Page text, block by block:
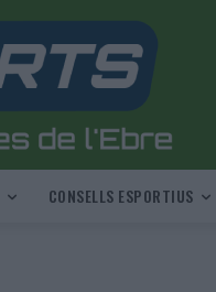
CONSELLS ESPORTIUS